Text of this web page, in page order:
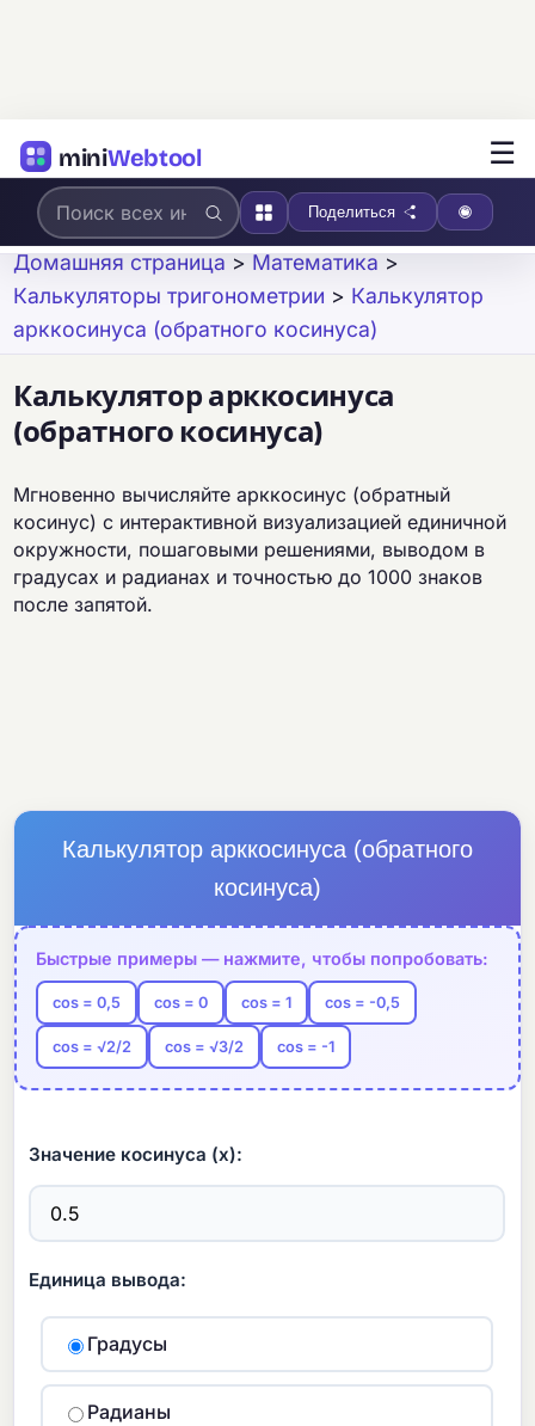
miniWebtool ☰
Поделиться
Домашняя страница > Математика >
Калькуляторы тригонометрии > Калькулятор
арккосинуса (обратного косинуса)
Калькулятор арккосинуса
(обратного косинуса)
Мгновенно вычисляйте арккосинус (обратный
косинус) с интерактивной визуализацией единичной
окружности, пошаговыми решениями, выводом в
градусах и радианах и точностью до 1000 знаков
после запятой.
Калькулятор арккосинуса (обратного
косинуса)
Быстрые примеры — нажмите, чтобы попробовать:
cos = 0,5 cos = 0 cos = 1 cos = -0,5
cos = √2/2 cos = √3/2 cos = -1
Значение косинуса (x):
Единица вывода:
Градусы
Радианы